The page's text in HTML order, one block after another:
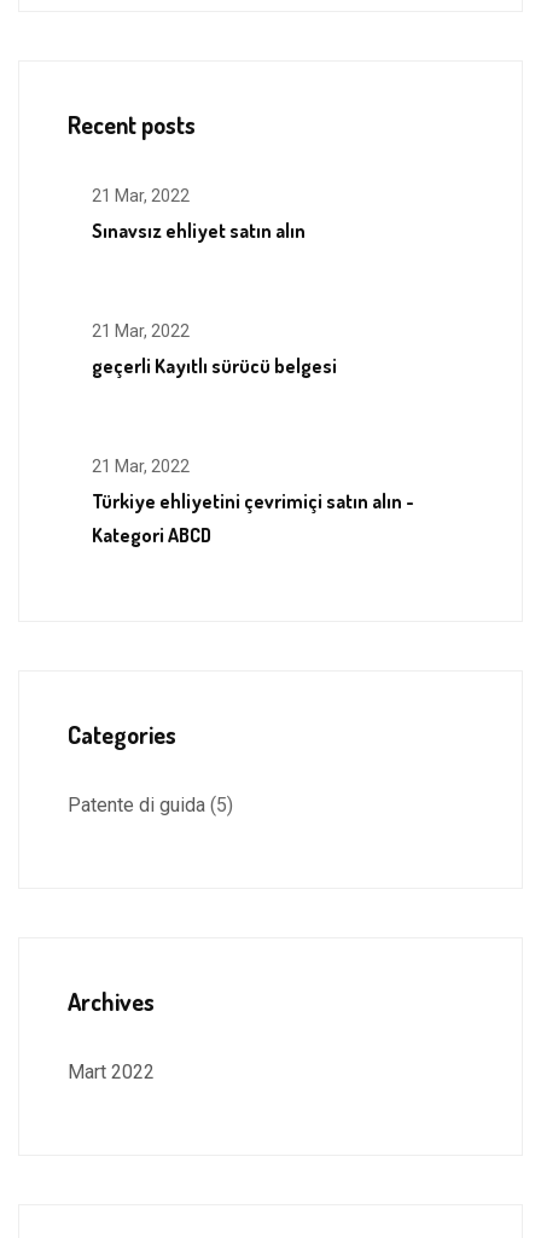
Recent posts
21 Mar, 2022
Sınavsız ehliyet satın alın
21 Mar, 2022
geçerli Kayıtlı sürücü belgesi
21 Mar, 2022
Türkiye ehliyetini çevrimiçi satın alın -
Kategori ABCD
Categories
Patente di guida (5)
Archives
Mart 2022